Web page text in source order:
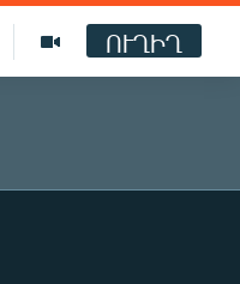
ՈՒՂԻՂ